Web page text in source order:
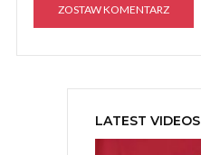
A
LATEST VIDEOS